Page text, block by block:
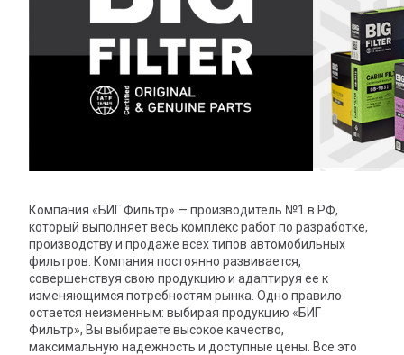
Компания «БИГ Фильтр» — производитель №1 в РФ,
который выполняет весь комплекс работ по разработке,
производству и продаже всех типов автомобильных
фильтров. Компания постоянно развивается,
совершенствуя свою продукцию и адаптируя ее к
изменяющимся потребностям рынка. Одно правило
остается неизменным: выбирая продукцию «БИГ
Фильтр», Вы выбираете высокое качество,
максимальную надежность и доступные цены. Все это